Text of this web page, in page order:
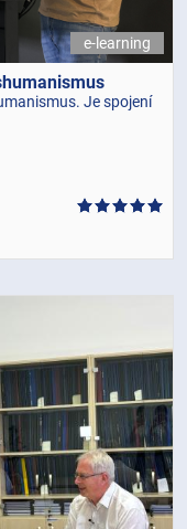
e-learning
Je spojení